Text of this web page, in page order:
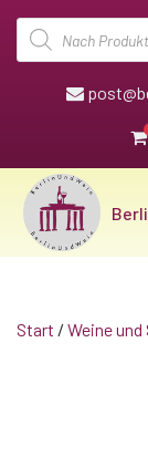
Products
search
Start / Weine und